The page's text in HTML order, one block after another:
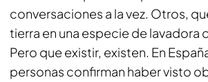
conversaciones a la vez. Otros,
tierra en una especie de lavadora
Pero que existir, existen. En
personas confirman haber visto